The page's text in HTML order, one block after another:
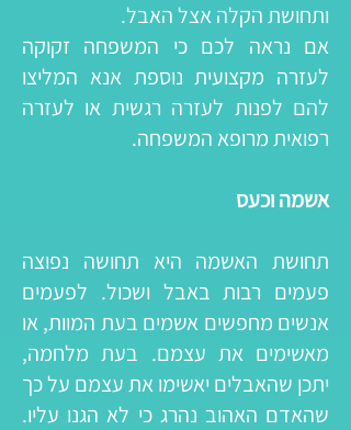
ותחושת הקלה אצל האבל.
אם נראה לכם כי המשפחה זקוקה
לעזרה מקצועית נוספת אנא המליצו
להם לפנות לעזרה רגשית או לעזרה
רפואית מרופא המשפחה. ​
אשמה וכעס
תחושת האשמה היא תחושה נפוצה
פעמים רבות באבל ושכול. לפעמים
אנשים מחפשים אשמים בעת המוות, או
מאשימים את עצמם. בעת מלחמה,
יתכן שהאבלים יאשימו את עצמם על כך
שהאדם האהוב נהרג כי לא הגנו עליו.